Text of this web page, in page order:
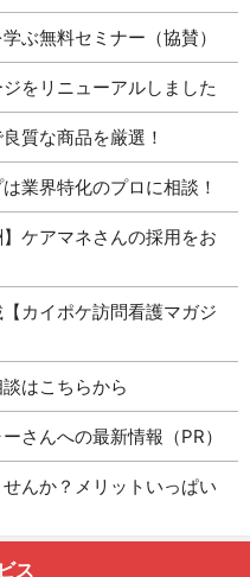
ぶ無料セミナー（協賛）
をリニューアルしました
質な商品を厳選！
業界特化のプロに相談！
ケアマネさんの採用をお
カイポケ訪問看護マガジ
はこちらから
さんへの最新情報（PR）
んか？メリットいっぱい
ス